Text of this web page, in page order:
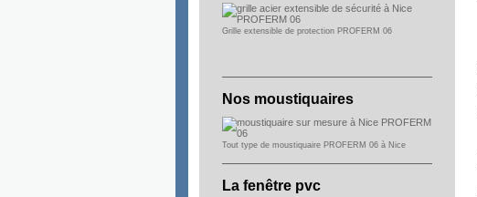
Grille extensible de protection PROFERM 06
Nos moustiquaires
Tout type de moustiquaire PROFERM 06 à Nice
La fenêtre pvc